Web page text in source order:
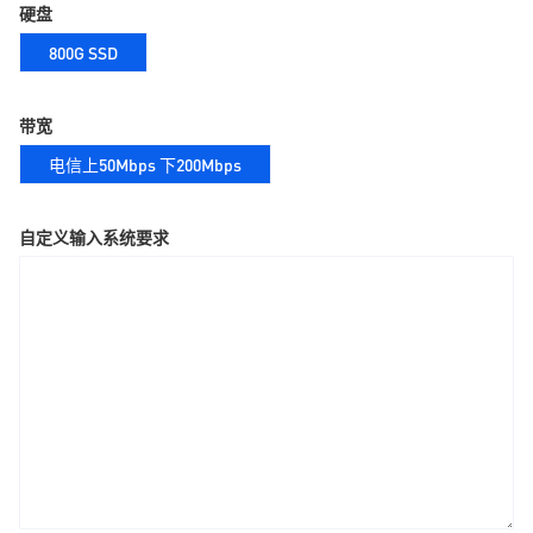
硬盘
800G SSD
带宽
电信上50Mbps 下200Mbps
自定义输入系统要求